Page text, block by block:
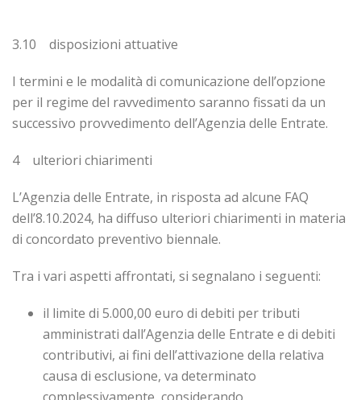
3.10 disposizioni attuative
I termini e le modalità di comunicazione dell’opzione
per il regime del ravvedimento saranno fissati da un
successivo provvedimento dell’Agenzia delle Entrate.
4 ulteriori chiarimenti
L’Agenzia delle Entrate, in risposta ad alcune FAQ
dell’8.10.2024, ha diffuso ulteriori chiarimenti in materia
di concordato preventivo biennale.
Tra i vari aspetti affrontati, si segnalano i seguenti:
il limite di 5.000,00 euro di debiti per tributi
amministrati dall’Agenzia delle Entrate e di debiti
contributivi, ai fini dell’attivazione della relativa
causa di esclusione, va determinato